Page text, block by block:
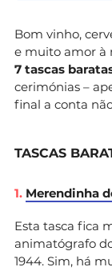
Bom vinho,
e muito amor à
7 tascas
cerimónias –
final a conta
TASCAS
1. Merendinha
Esta tasca fica
animatógrafo
1944. Sim, há